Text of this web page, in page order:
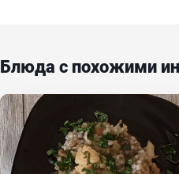
Блюда с похожими